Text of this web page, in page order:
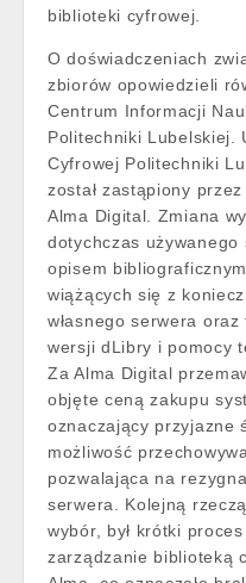
biblioteki cyfrowej.
O doświadczeniach
zbiorów opowiedzieli
Centrum Informacji
Politechniki Lubelskiej.
Cyfrowej Politechniki
został zastąpiony
Alma Digital. Zmiana
dotychczas
opisem
wiążących się z
własnego serwera
wersji dLibry i pomocy
Za Alma Digital
objęte ceną zakupu
oznaczający przyjazne
możliwość
pozwalająca na
serwera. Kolejną
wybór, był krótki
zarządzanie biblioteką